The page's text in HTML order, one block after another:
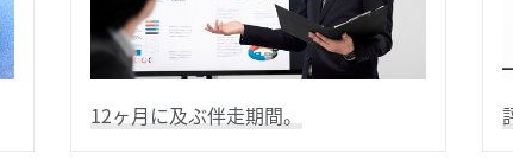
12ヶ月に及ぶ伴走期間。